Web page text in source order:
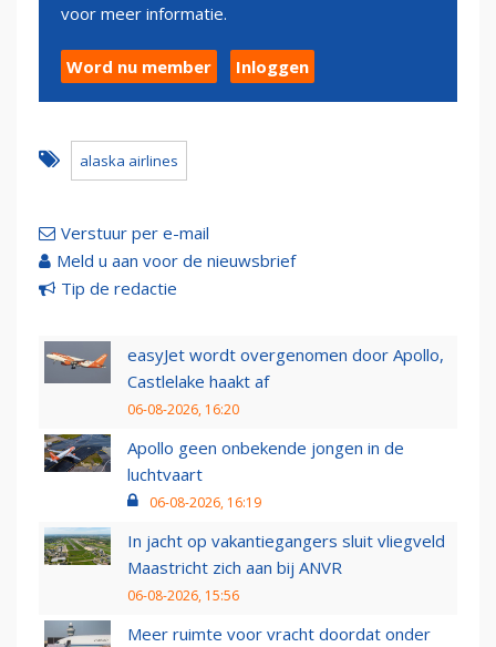
voor meer informatie.
Word nu member Inloggen
alaska airlines
Verstuur per e-mail
Meld u aan voor de nieuwsbrief
Tip de redactie
easyJet wordt overgenomen door Apollo,
Castlelake haakt af
06-08-2026, 16:20
Apollo geen onbekende jongen in de
luchtvaart
06-08-2026, 16:19
In jacht op vakantiegangers sluit vliegveld
Maastricht zich aan bij ANVR
06-08-2026, 15:56
Meer ruimte voor vracht doordat onder